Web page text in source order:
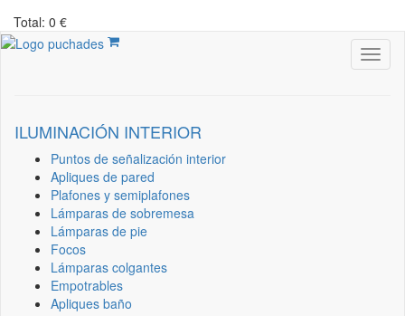
Total: 0 €
ILUMINACIÓN INTERIOR
Puntos de señalización interior
Apliques de pared
Plafones y semiplafones
Lámparas de sobremesa
Lámparas de pie
Focos
Lámparas colgantes
Empotrables
Apliques baño